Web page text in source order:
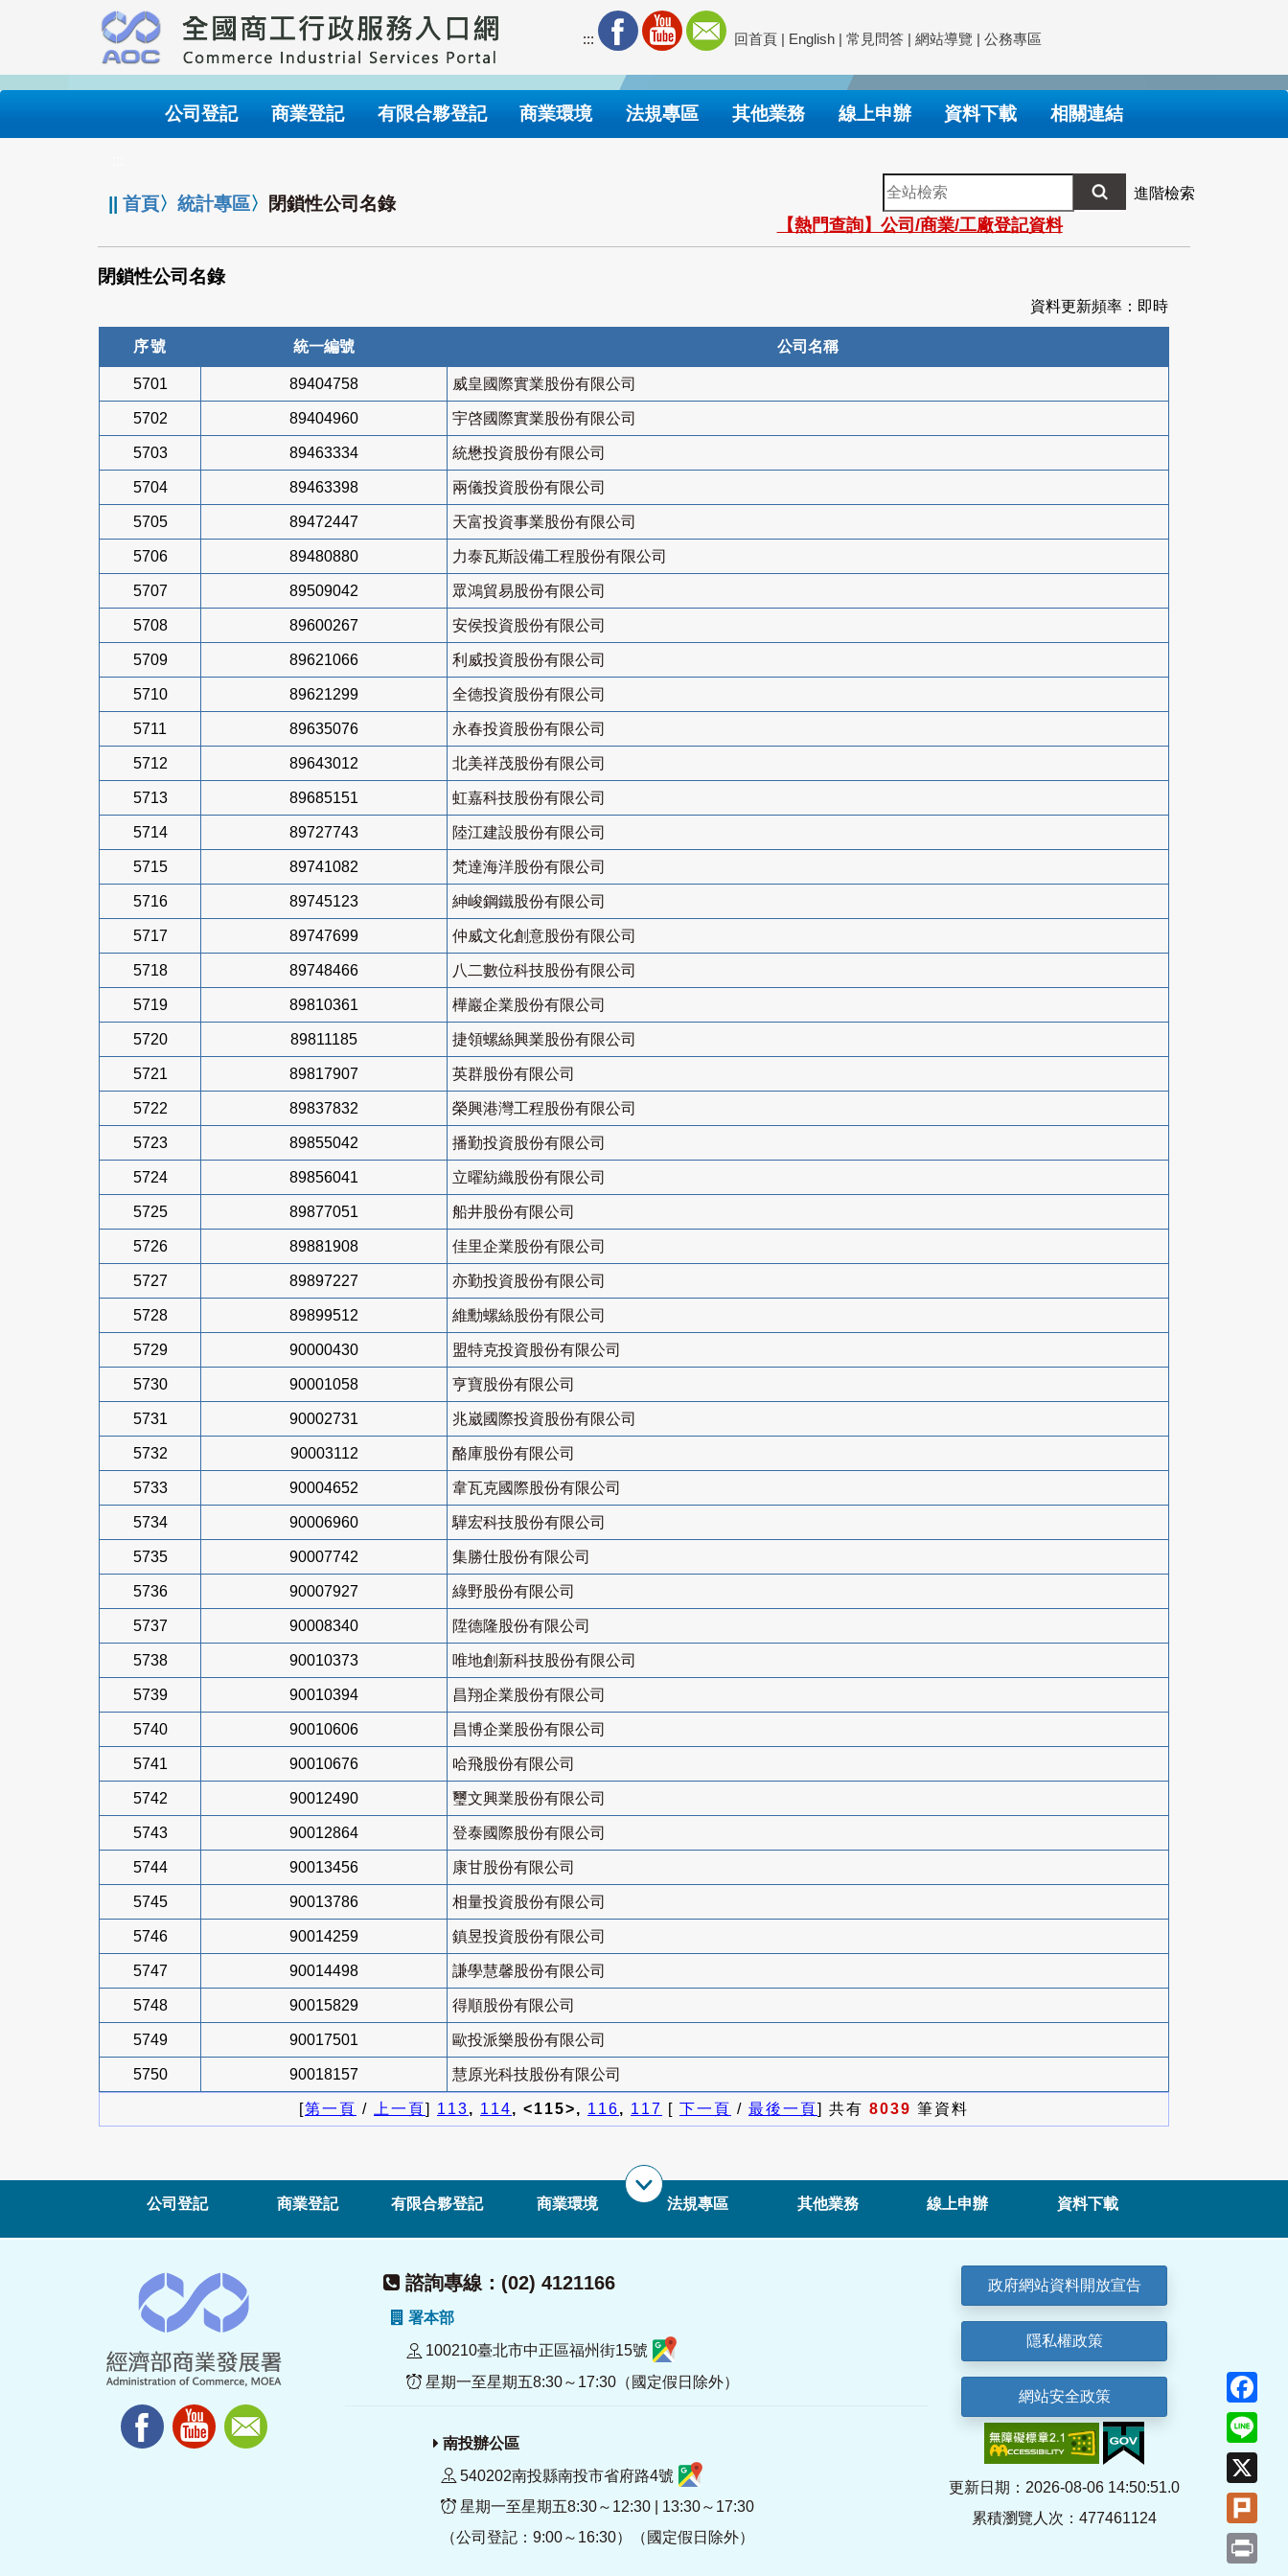
要
內
::: 回首頁 | English | 常見問答 | 網站導覽 | 公務專區
公司登記 商業登記 有限合夥登記 商業環境 法規專區 其他業務 線上申辦 資料下載 相關連結
||首頁〉統計專區〉 閉鎖性公司名錄
全
站
檢
索
進階檢索
【熱門查詢】公司/商業/工廠登記資料
閉鎖性公司名錄
資料更新頻率：即時
序號 統一編號 公司名稱
5701 89404758 威皇國際實業股份有限公司
5702 89404960 宇啓國際實業股份有限公司
5703 89463334 統懋投資股份有限公司
5704 89463398 兩儀投資股份有限公司
5705 89472447 天富投資事業股份有限公司
5706 89480880 力泰瓦斯設備工程股份有限公司
5707 89509042 眾鴻貿易股份有限公司
5708 89600267 安侯投資股份有限公司
5709 89621066 利威投資股份有限公司
5710 89621299 全德投資股份有限公司
5711 89635076 永春投資股份有限公司
5712 89643012 北美祥茂股份有限公司
5713 89685151 虹嘉科技股份有限公司
5714 89727743 陸江建設股份有限公司
5715 89741082 梵達海洋股份有限公司
5716 89745123 紳峻鋼鐵股份有限公司
5717 89747699 仲威文化創意股份有限公司
5718 89748466 八二數位科技股份有限公司
5719 89810361 樺巖企業股份有限公司
5720 89811185 捷領螺絲興業股份有限公司
5721 89817907 英群股份有限公司
5722 89837832 榮興港灣工程股份有限公司
5723 89855042 播勤投資股份有限公司
5724 89856041 立曜紡織股份有限公司
5725 89877051 船井股份有限公司
5726 89881908 佳里企業股份有限公司
5727 89897227 亦勤投資股份有限公司
5728 89899512 維勳螺絲股份有限公司
5729 90000430 盟特克投資股份有限公司
5730 90001058 亨寶股份有限公司
5731 90002731 兆崴國際投資股份有限公司
5732 90003112 酪庫股份有限公司
5733 90004652 韋瓦克國際股份有限公司
5734 90006960 驊宏科技股份有限公司
5735 90007742 集勝仕股份有限公司
5736 90007927 綠野股份有限公司
5737 90008340 陞德隆股份有限公司
5738 90010373 唯地創新科技股份有限公司
5739 90010394 昌翔企業股份有限公司
5740 90010606 昌博企業股份有限公司
5741 90010676 哈飛股份有限公司
5742 90012490 璽文興業股份有限公司
5743 90012864 登泰國際股份有限公司
5744 90013456 康甘股份有限公司
5745 90013786 相量投資股份有限公司
5746 90014259 鎮昱投資股份有限公司
5747 90014498 謙學慧馨股份有限公司
5748 90015829 得順股份有限公司
5749 90017501 歐投派樂股份有限公司
5750 90018157 慧原光科技股份有限公司
[第一頁 / 上一頁] 113, 114, <115>, 116, 117 [ 下一頁 / 最後一頁] 共有 8039 筆資料
公司登記 商業登記 有限合夥登記 商業環境 法規專區 其他業務 線上申辦 資料下載
諮詢專線：(02) 4121166
署本部
100210臺北市中正區福州街15號
星期一至星期五8:30～17:30（國定假日除外）
南投辦公區
540202南投縣南投市省府路4號
星期一至星期五8:30～12:30 | 13:30～17:30
（公司登記：9:00～16:30）（國定假日除外）
政府網站資料開放宣告
隱私權政策
網站安全政策
更新日期：2026-08-06 14:50:51.0
累積瀏覽人次：477461124